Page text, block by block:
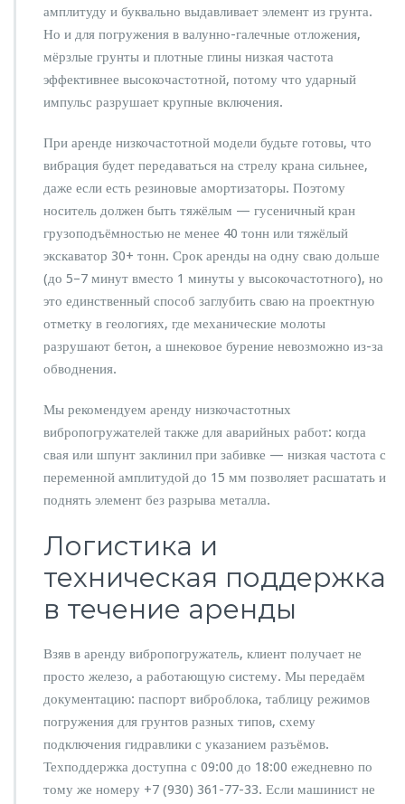
амплитуду и буквально выдавливает элемент из грунта.
Но и для погружения в валунно-галечные отложения,
мёрзлые грунты и плотные глины низкая частота
эффективнее высокочастотной, потому что ударный
импульс разрушает крупные включения.
При аренде низкочастотной модели будьте готовы, что
вибрация будет передаваться на стрелу крана сильнее,
даже если есть резиновые амортизаторы. Поэтому
носитель должен быть тяжёлым — гусеничный кран
грузоподъёмностью не менее 40 тонн или тяжёлый
экскаватор 30+ тонн. Срок аренды на одну сваю дольше
(до 5–7 минут вместо 1 минуты у высокочастотного), но
это единственный способ заглубить сваю на проектную
отметку в геологиях, где механические молоты
разрушают бетон, а шнековое бурение невозможно из-за
обводнения.
Мы рекомендуем аренду низкочастотных
вибропогружателей также для аварийных работ: когда
свая или шпунт заклинил при забивке — низкая частота с
переменной амплитудой до 15 мм позволяет расшатать и
поднять элемент без разрыва металла.
Логистика и
техническая поддержка
в течение аренды
Взяв в аренду вибропогружатель, клиент получает не
просто железо, а работающую систему. Мы передаём
документацию: паспорт виброблока, таблицу режимов
погружения для грунтов разных типов, схему
подключения гидравлики с указанием разъёмов.
Техподдержка доступна с 09:00 до 18:00 ежедневно по
тому же номеру +7 (930) 361-77-33. Если машинист не